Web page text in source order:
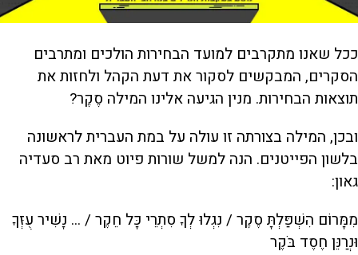
ככל שאנו מתקרבים למועד הבחירות הולכים ומתרבים
הסקרים, המבקשים לסקור את דעת הקהל ולחזות את
תוצאות הבחירות. מנין הגיעה אלינו המילה סֶקֶר?
ובכן, המילה בצורתה זו עולה על במת העברית לראשונה
בלשון הפייטנים. הנה למשל שורות פיוט מאת רב סעדיה
גאון:
מִמָּרוֹם הִשְׁפַּלְתָּ סֶקֶר / נִגְלוּ לְךָ סִתְרֵי כָּל חֵקֶר / ... נָשִׁיר עֻזְּךָ
וּנְרַנֵּן חֶסֶד בֹּקֶר